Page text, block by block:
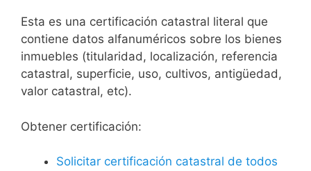
Esta es una certificación catastral literal que
contiene datos alfanuméricos sobre los bienes
inmuebles (titularidad, localización, referencia
catastral, superficie, uso, cultivos, antigüedad,
valor catastral, etc).
Obtener certificación:
Solicitar certificación catastral de todos